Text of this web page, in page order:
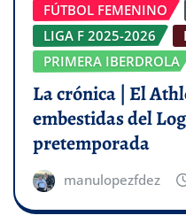
FÚTBOL FEMENINO
LIGA F 2025-2026
PRIMERA IBERDROLA
La crónica | El
embestidas del
pretemporada
manulopezfdez